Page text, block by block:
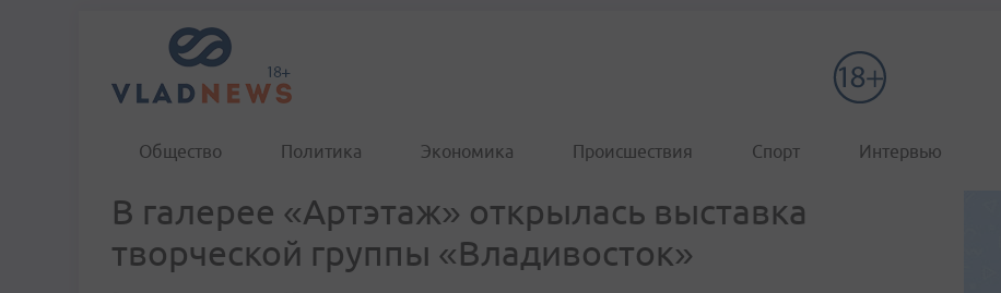
Общество Политика Экономика Происшествия Спорт Интервью
В галерее «Артэтаж» открылась выставка
творческой группы «Владивосток»